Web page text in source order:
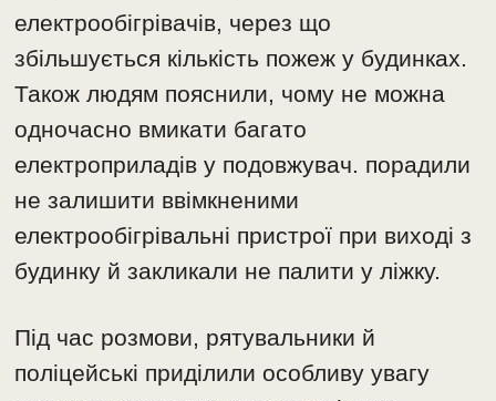
електрообігрівачів, через що
збільшується кількість пожеж у будинках.
Також людям пояснили, чому не можна
одночасно вмикати багато
електроприладів у подовжувач. порадили
не залишити ввімкненими
електрообігрівальні пристрої при виході з
будинку й закликали не палити у ліжку.
Під час розмови, рятувальники й
поліцейські приділили особливу увагу